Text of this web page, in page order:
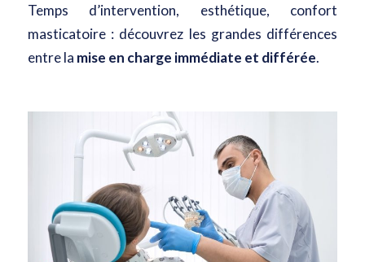
Temps d’intervention, esthétique, confort
masticatoire : découvrez les grandes différences
entre la mise en charge immédiate et différée.